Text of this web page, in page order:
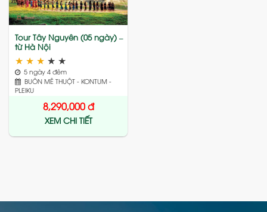
Tour Tây Nguyên (05 ngày) –
từ Hà Nội
★ ★ ★ ★ ★
5 ngày 4 đêm
BUÔN MÊ THUỘT - KONTUM -
PLEIKU
8,290,000đ
XEM CHI TIẾT